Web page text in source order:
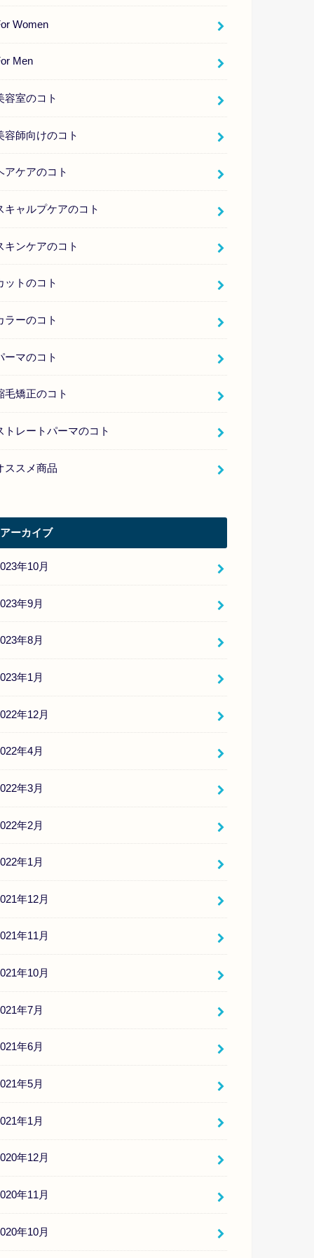
Women
Men
容室のコト
容師向けのコト
アケアのコト
キャルプケアのコト
キンケアのコト
ットのコト
ラーのコト
ーマのコト
毛矯正のコト
トレートパーマのコト
ススメ商品
アーカイブ
年10月
年9月
年8月
年1月
年12月
年4月
年3月
年2月
年1月
年12月
年11月
年10月
年7月
年6月
年5月
年1月
年12月
年11月
年10月